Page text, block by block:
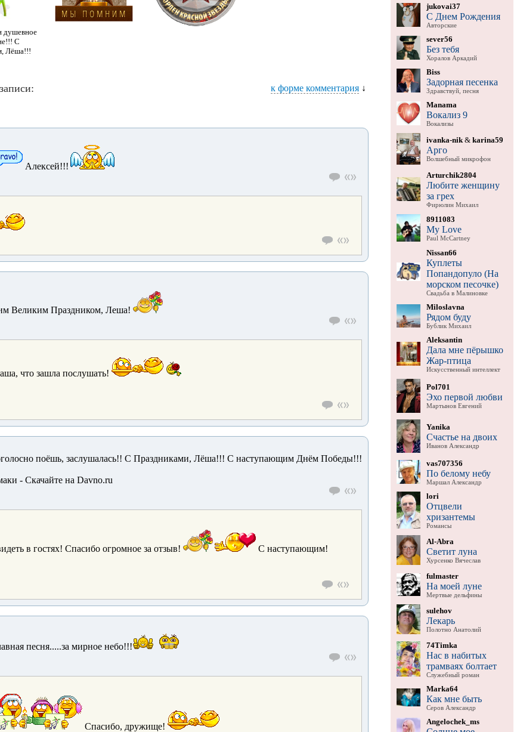
душевное
С
Лёша!!!
к форме комментария↓
Алексей!!!
Великим Праздником, Леша!
что зашла послушать!
поёшь, заслушалась!! С Праздниками, Лёша!!! С наступающим Днём Победы!!!
в гостях! Спасибо огромное за отзыв! С наступающим!
песня.....за мирное небо!!!
Спасибо, дружище!
jukovai37
С Днем Рождения
Авторские
sever56
Без тебя
Хоралов Аркадий
Biss
Задорная песенка
Здравствуй, песня
Manama
Вокализ 9
Вокализы
ivanka-nik& karina59
Арго
Волшебный микрофон
Arturchik2804
Любите женщину
за грех
Фирюлин Михаил
8911083
My Love
Paul McCartney
Nissan66
Куплеты
Попандопуло (На
морском песочке)
Свадьба в Малиновке
Miloslavna
Рядом буду
Бублик Михаил
Aleksantin
Дала мне пёрышко
Жар-птица
Искусственный интеллект
Pol701
Эхо первой любви
Мартынов Евгений
Yanika
Счастье на двоих
Иванов Александр
vas707356
По белому небу
Маршал Александр
lori
Отцвели
хризантемы
Романсы
Al-Abra
Светит луна
Хурсенко Вячеслав
fulmaster
На моей луне
Мертвые дельфины
sulehov
Лекарь
Полотно Анатолий
74Timka
Нас в набитых
трамваях болтает
Служебный роман
Marka64
Как мне быть
Серов Александр
Angelochek_ms